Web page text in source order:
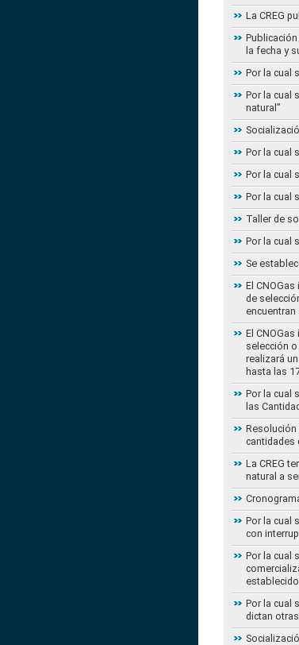
La CREG
la fecha y
Por la cual
Por la cual
natural”
Por la cual
Por la cual
Por la cual
Taller de
Por la cual
Se
El
de
El
selección
realizará
hasta las
Por la cual
las
Resolución
cantidades
La CREG
natural a
Por la cual
con
Por la cual
establecido
Por la cual
dictan